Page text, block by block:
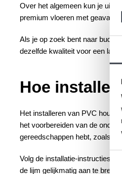
Over het algemeen kun je
premium vloeren met
Als je op zoek bent naar
dezelfde kwaliteit voor een
Hoe
Het installeren van PVC
het voorbereiden van de
gereedschappen hebt, zoals
Volg de installatie-instructies
de lijm gelijkmatig aan te